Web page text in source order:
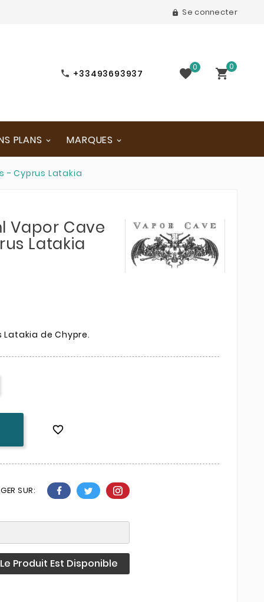
 Se connecter
 +33493693937 0 
0
PLANS MARQUES
- Cyprus Latakia
Vapor Cave
Latakia
de Chypre.

SUR:
Produit Est Disponible